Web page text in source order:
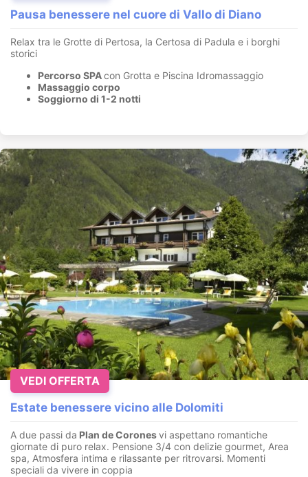
Pausa benessere nel cuore di Vallo di Diano
Relax tra le Grotte di Pertosa, la Certosa di Padula e i borghi
storici
Percorso SPAcon Grotta e Piscina Idromassaggio
Massaggio corpo
Soggiorno di 1-2 notti
Estate benessere vicino alle Dolomiti
A due passi da Plan de Coronesvi aspettano romantiche
giornate di puro relax. Pensione 3/4 con delizie gourmet, Area
spa, Atmosfera intima e rilassante per ritrovarsi. Momenti
speciali da vivere in coppia
VEDI OFFERTA